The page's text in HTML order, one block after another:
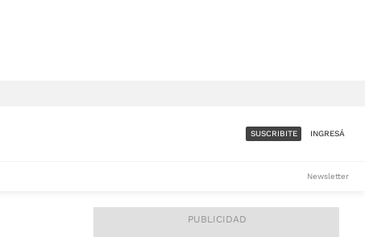
ACCESO FULL - $1.800/MES
SUSCRIBITE INGRESÁ
Newsletter